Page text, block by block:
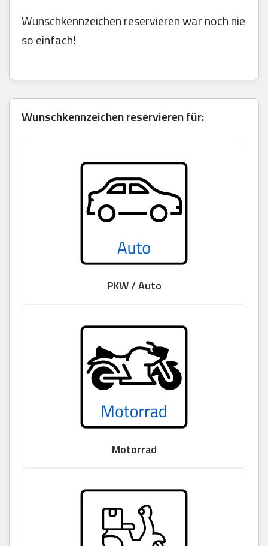
Wunschkennzeichen reservieren war noch nie
so einfach!
Wunschkennzeichen reservieren für:
PKW / Auto
Motorrad